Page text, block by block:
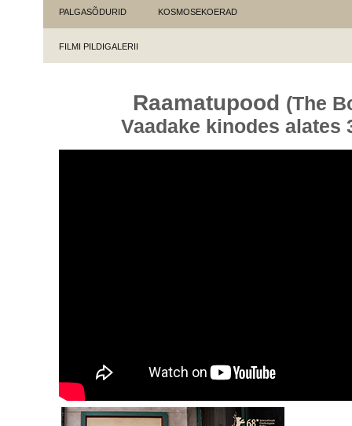
PALGASÕDURID KOSMOSEKOERAD
FILMI PILDIGALERII
Raamatupood (The
Vaadake kinodes alates